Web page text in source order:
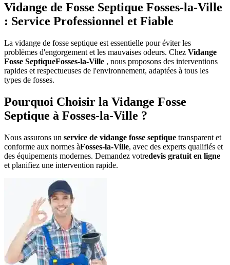
Vidange de Fosse Septique Fosses-la-Ville
: Service Professionnel et Fiable
La vidange de fosse septique est essentielle pour éviter les
problèmes d'engorgement et les mauvaises odeurs. Chez Vidange
Fosse SeptiqueFosses-la-Ville , nous proposons des interventions
rapides et respectueuses de l'environnement, adaptées à tous les
types de fosses.
Pourquoi Choisir la Vidange Fosse
Septique à Fosses-la-Ville ?
Nous assurons un service de vidange fosse septique transparent et
conforme aux normes àFosses-la-Ville, avec des experts qualifiés et
des équipements modernes. Demandez votredevis gratuit en ligne
et planifiez une intervention rapide.